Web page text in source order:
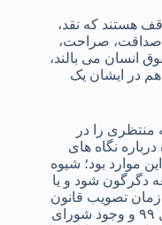
هستند که نقد،
صداقت، صراحت،
انسان می بالند،
هم در ایشان یک
منتظری را در
نگاه های
موارد بود؛ شیوه
دگرگون شود و یا
زمان تصویب قانون
اساسی و اینکه غرض شان از تصویب اصل ۹۹ و وجود شورای